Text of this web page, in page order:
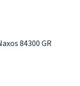
84300 GR